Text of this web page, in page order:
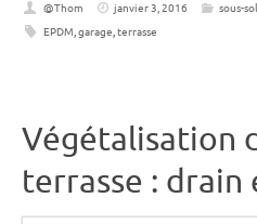
@Thom janvier 3, 2016 sous-sol
EPDM,garage,terrasse
Végétalisation
terrasse :